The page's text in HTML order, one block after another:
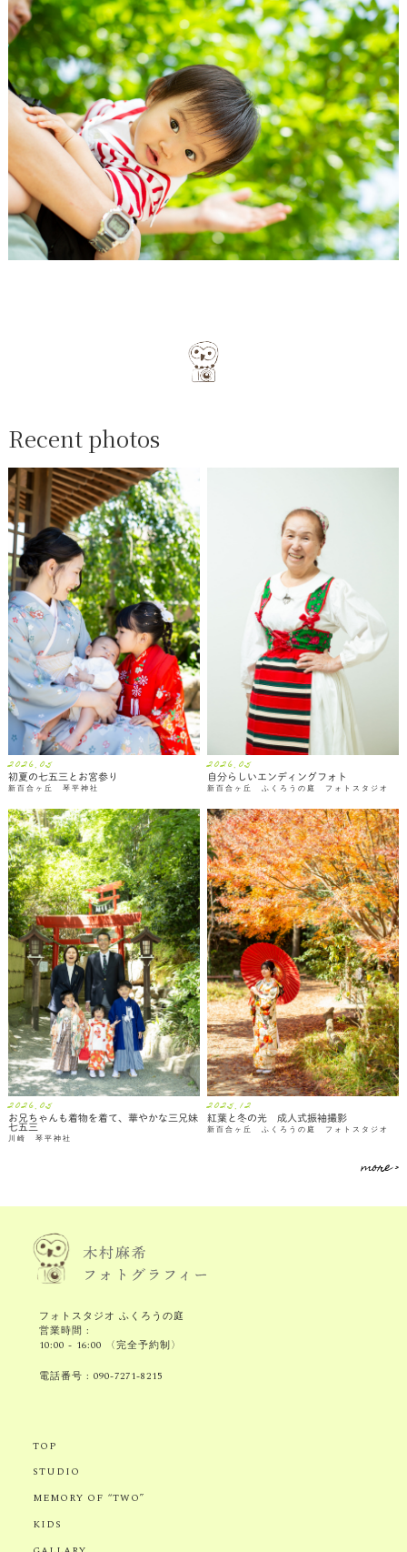
Recent photos
2026.05
初夏の七五三とお宮参り
新百合ヶ丘 琴平神社
2026.05
自分らしいエンディングフォト
新百合ヶ丘 ふくろうの庭 フォトスタジオ
2026.05
お兄ちゃんも着物を着て、華やかな三兄妹
七五三
川崎 琴平神社
2025.12
紅葉と冬の光 成人式振袖撮影
新百合ヶ丘 ふくろうの庭 フォトスタジオ
more >
フォトスタジオ ふくろうの庭
営業時間 :
10:00 - 16:00 〈完全予約制〉
電話番号 :090-7271-8215
TOP
STUDIO
MEMORY OF “TWO”
KIDS